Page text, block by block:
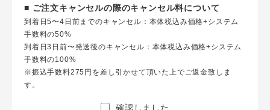
■ ご注文キャンセルの際のキャンセル料について
到着日5〜4日前までのキャンセル：本体税込み価格+システム
手数料の50%
到着日3日前〜発送後のキャンセル：本体税込み価格+システム
手数料の100%
※振込手数料275円を差し引かせて頂いた上でご返金致しま
す。
確認しました